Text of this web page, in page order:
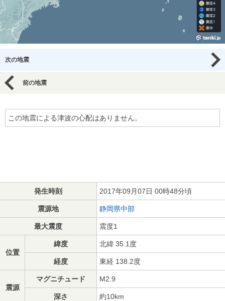
次の地震
前の地震
この地震による津波の心配はありません。
発生時刻 2017年09月07日 00時48分頃
震源地 静岡県中部
最大震度 震度1
位置
緯度 北緯 35.1度
経度 東経 138.2度
震源
マグニチュード M2.9
深さ 約10km